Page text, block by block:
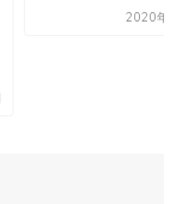
2020年3